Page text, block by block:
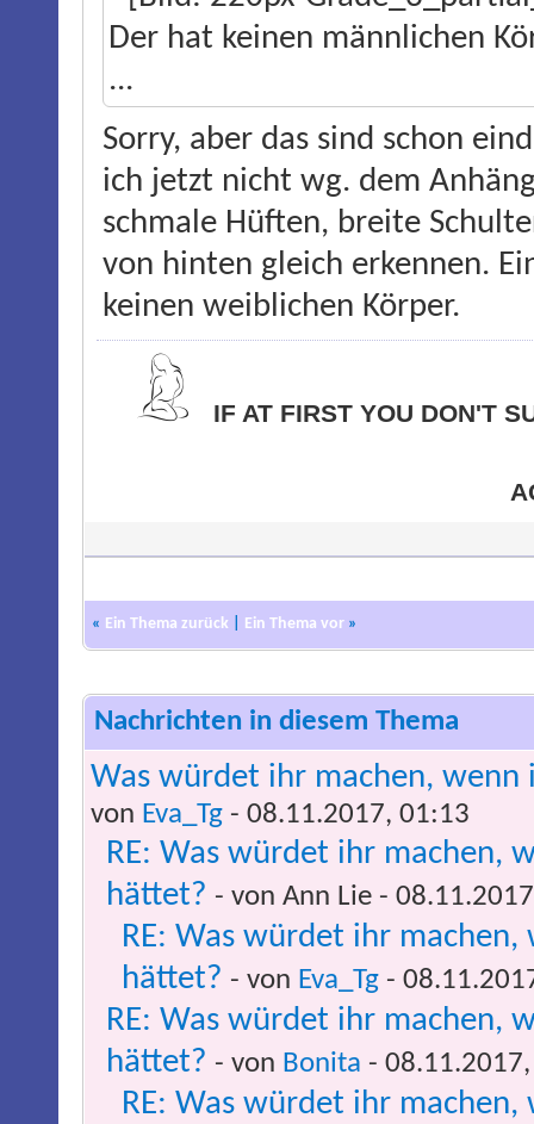
Der hat keinen männlichen
...
Sorry, aber das sind schon
ich jetzt nicht wg. dem
schmale Hüften, breite
von hinten gleich erkennen.
keinen weiblichen Körper.
IF AT FIRST YOU DON'T
« Ein Thema zurück Ein Thema vor »
Nachrichten in diesem Thema
Was würdet ihr machen,
von Eva_Tg - 08.11.2017, 01:13
RE: Was würdet ihr machen,
hättet? - von Ann Lie -
RE: Was würdet ihr
hättet? - von Eva_Tg -
RE: Was würdet ihr machen,
hättet? - von Bonita -
RE: Was würdet ihr